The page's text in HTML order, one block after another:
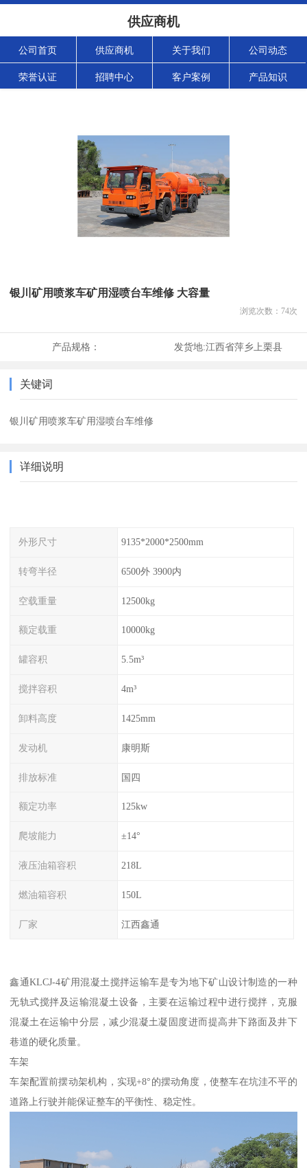
供应商机
公司首页 供应商机 关于我们 公司动态
荣誉认证 招聘中心 客户案例 产品知识
银川矿用喷浆车矿用湿喷台车维修 大容量
浏览次数： 74次
产品规格： 发货地:江西省萍乡上栗县
关键词
银川矿用喷浆车矿用湿喷台车维修
详细说明
外形尺寸 9135*2000*2500mm
转弯半径 6500外 3900内
空载重量 12500kg
额定载重 10000kg
罐容积 5.5m³
搅拌容积 4m³
卸料高度 1425mm
发动机 康明斯
排放标准 国四
额定功率 125kw
爬坡能力 ±14°
液压油箱容积 218L
燃油箱容积 150L
厂家 江西鑫通
鑫通KLCJ-4矿用混凝土搅拌运输车是专为地下矿山设计制造的一种
无轨式搅拌及运输混凝土设备，主要在运输过程中进行搅拌，克服
混凝土在运输中分层，减少混凝土凝固度进而提高井下路面及井下
巷道的硬化质量。
车架
车架配置前摆动架机构，实现+8°的摆动角度，使整车在坑洼不平的
道路上行驶并能保证整车的平衡性、稳定性。